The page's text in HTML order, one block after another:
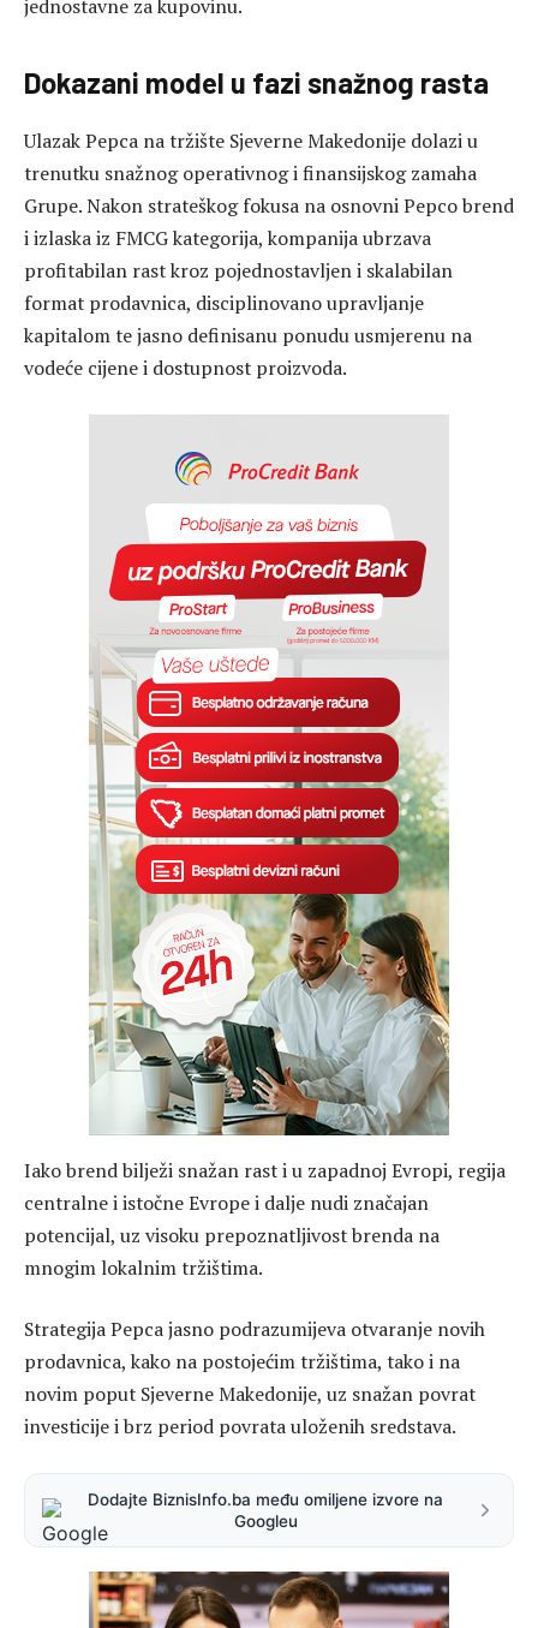
jednostavne za kupovinu.
Dokazani model u fazi snažnog rasta
Ulazak Pepca na tržište Sjeverne Makedonije dolazi u
trenutku snažnog operativnog i finansijskog zamaha
Grupe. Nakon strateškog fokusa na osnovni Pepco brend
i izlaska iz FMCG kategorija, kompanija ubrzava
profitabilan rast kroz pojednostavljen i skalabilan
format prodavnica, disciplinovano upravljanje
kapitalom te jasno definisanu ponudu usmjerenu na
vodeće cijene i dostupnost proizvoda.
Iako brend bilježi snažan rast i u zapadnoj Evropi, regija
centralne i istočne Evrope i dalje nudi značajan
potencijal, uz visoku prepoznatljivost brenda na
mnogim lokalnim tržištima.
Strategija Pepca jasno podrazumijeva otvaranje novih
prodavnica, kako na postojećim tržištima, tako i na
novim poput Sjeverne Makedonije, uz snažan povrat
investicije i brz period povrata uloženih sredstava.
Dodajte BiznisInfo.ba među omiljene izvore na
Googleu